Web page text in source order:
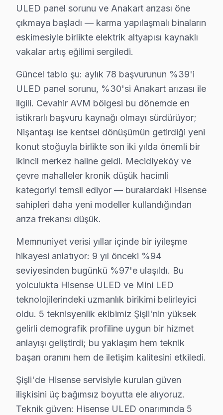
Şişli bölgesinde Hisense TV tamir fiyatları, cihazın
Güç kartı, LED backlight ve T-Con kart için ayrı ayrı
Bu fiyatları etkileyen diğer önemli faktörler ise
Şişli'de Her Kuşağa Hisense Servisi: Fabrika
Şişli bölgesindeki farklı yaş gruplarına hitap eden
Örneğin, gençler için online randevu sistemi ve
Fabrika Servis, her yaş grubunun farklı taleplerine
Şişli Hisense servis - TV Tamiri
Finans dokusuyla bilinen Şişli'da Hisense TV
Şişli Hisense TV Kurulum ve Duvar Montaj
Hisense televizyonunuz için Şişli'da profesyonel
Kurulum hizmetlerimiz kapsamında:
• Şişli'de tek veya çift ekran kurulumu (ev/ofis)
• Şişli servisimizde duvar tipi braket seçimi ve montajı
• Şişli'de ses sistemi entegrasyonu (soundbar, ev
• Şişli servisimizde uydu/kablo alıcısı bağlantısı ve
• Şişli'de Smart görüntüleme sistemi uygulama
Şişli'da aynı gün televizyon paneli kurulum randevusu
Şişli Hisense TV Bakım Hizmeti – Arızaları
Düzenli bakım, Hisense televizyonunuzun ömrünü
TV bakım hizmetlerimiz:
• Şişli'de panel ve LED backlight kontrolü
ULED panel sorunu ve Anakart arızası öne
çıkmaya başladı — karma yapılaşmalı binaların
eskimesiyle birlikte elektrik altyapısı kaynaklı
vakalar artış eğilimi sergiledi.
Güncel tablo şu: aylık 78 başvurunun %39'i
ULED panel sorunu, %30'si Anakart arızası ile
ilgili. Cevahir AVM bölgesi bu dönemde en
istikrarlı başvuru kaynağı olmayı sürdürüyor;
Nişantaşı ise kentsel dönüşümün getirdiği yeni
konut stoğuyla birlikte son iki yılda önemli bir
ikincil merkez haline geldi. Mecidiyeköy ve
çevre mahalleler kronik düşük hacimli
kategoriyi temsil ediyor — buralardaki Hisense
sahipleri daha yeni modeller kullandığından
arıza frekansı düşük.
Memnuniyet verisi yıllar içinde bir iyileşme
hikayesi anlatıyor: 9 yıl önceki %94
seviyesinden bugünkü %97'e ulaşıldı. Bu
yolculukta Hisense ULED ve Mini LED
teknolojilerindeki uzmanlık birikimi belirleyici
oldu. 5 teknisyenlik ekibimiz Şişli'nin yüksek
gelirli demografik profiline uygun bir hizmet
anlayışı geliştirdi; bu yaklaşım hem teknik
başarı oranını hem de iletişim kalitesini etkiledi.
Şişli'de Hisense servisiyle kurulan güven
ilişkisini üç bağımsız boyutta ele alıyoruz.
Teknik güven: Hisense ULED onarımında 5